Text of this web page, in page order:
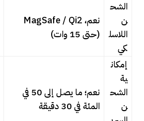
الشح
ن
اللاسل
كي
نعم، MagSafe / Qi2
(حتى 15 وات)
إمكان
ية
الشح
ن
نعم؛ ما يصل إلى 50 في
المئة في 30 دقيقة